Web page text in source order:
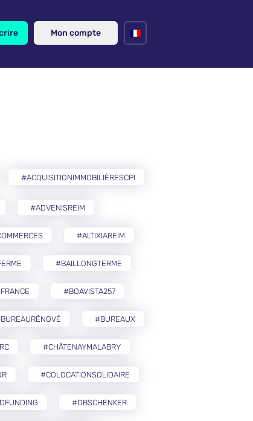
Mon compte
#ACQUISITIONIMMOBILIÈRESCPI
#ADVENISREIM
#ALTIXIAREIM
#BAILLONGTERME
#BOAVISTA257
#BUREAUX
#CHÂTENAYMALABRY
#COLOCATIONSOLIDAIRE
#DBSCHENKER